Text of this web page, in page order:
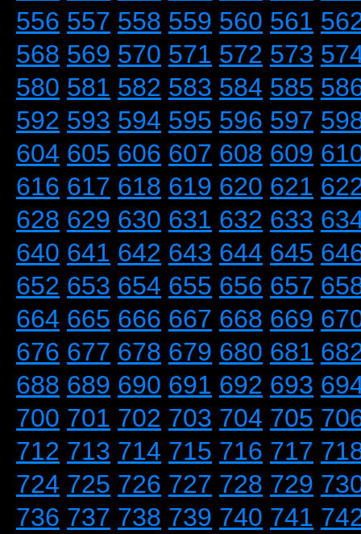
556 557 558 559 560 561
568 569 570 571 572 573
580 581 582 583 584 585
592 593 594 595 596 597
604 605 606 607 608 609
616 617 618 619 620 621
628 629 630 631 632 633
640 641 642 643 644 645
652 653 654 655 656 657
664 665 666 667 668 669
676 677 678 679 680 681
688 689 690 691 692 693
700 701 702 703 704 705
712 713 714 715 716 717
724 725 726 727 728 729
736 737 738 739 740 741